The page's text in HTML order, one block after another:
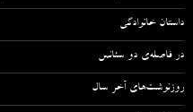
داستان خانوادگی
در فاصله‌ی دو سئانس
روزنوشت‌های آخر سال